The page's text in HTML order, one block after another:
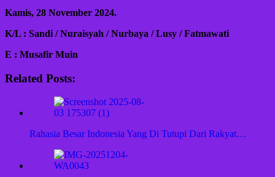
Kamis, 28 November 2024.
K/L : Sandi / Nuraisyah / Nurbaya / Lusy / Fatmawati
E : Musafir Muin
Related Posts:
Rahasia Besar Indonesia Yang Di Tutupi Dari Rakyat…